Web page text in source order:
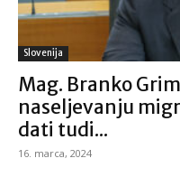
Slovenija
Mag. Branko
naseljevanju
dati tudi...
16. marca, 2024